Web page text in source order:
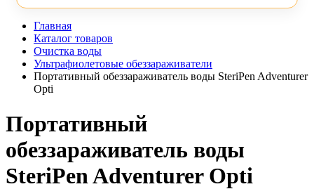
Главная
Каталог товаров
Очистка воды
Ультрафиолетовые обеззараживатели
Портативный обеззараживатель воды SteriPen Adventurer
Opti
Портативный
обеззараживатель воды
SteriPen Adventurer Opti